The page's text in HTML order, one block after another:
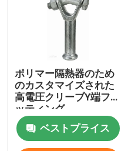
ポリマー隔熱器のため
のカスタマイズされた
高電圧クリーブY端フィ
ッティング
ベストプライス